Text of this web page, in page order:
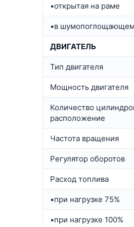
•открытая на раме
•в шумопоглощающем
ДВИГАТЕЛЬ
Тип двигателя
Мощность двигателя
Количество
расположение
Частота вращения
Регулятор оборотов
Расход топлива
•при нагрузке 75%
•при нагрузке 100%